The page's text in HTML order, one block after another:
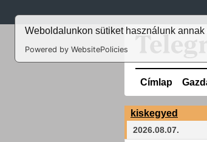
Weboldalunkon sütiket használunk
Powered by WebsitePolicies
Címlap
kiskegyed
2026.08.07.